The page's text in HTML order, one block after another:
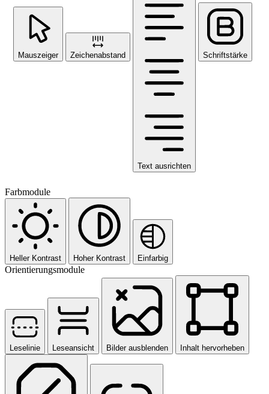
Mauszeiger Zeichenabstand
Text ausrichten
Schriftstärke
Farbmodule
Heller Kontrast Hoher Kontrast Einfarbig
Orientierungsmodule
Leselinie Leseansicht Bilder ausblenden Inhalt hervorheben